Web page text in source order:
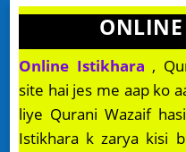
Online Istikhara ,
site hai jes me aap ko
liye Qurani Wazaif
Istikhara k zarya kisi